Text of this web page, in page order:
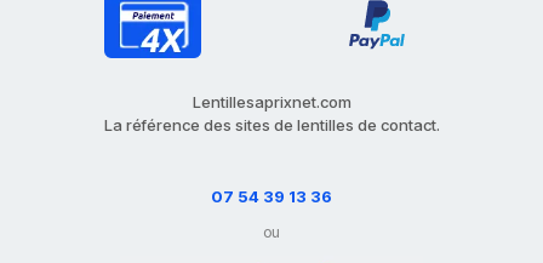
Lentillesaprixnet.com
La référence des sites de lentilles de contact.
07 54 39 13 36
ou